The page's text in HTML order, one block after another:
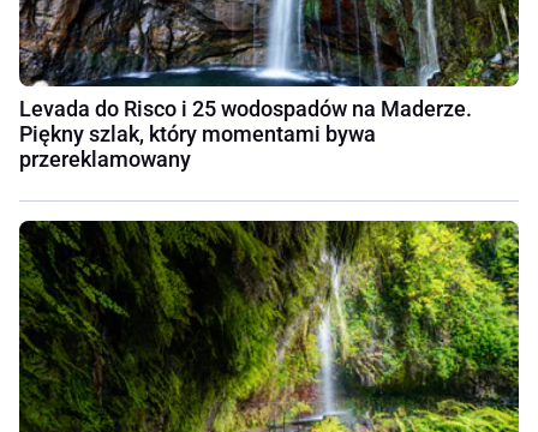
Levada do Risco i 25 wodospadów na Maderze.
Piękny szlak, który momentami bywa
przereklamowany